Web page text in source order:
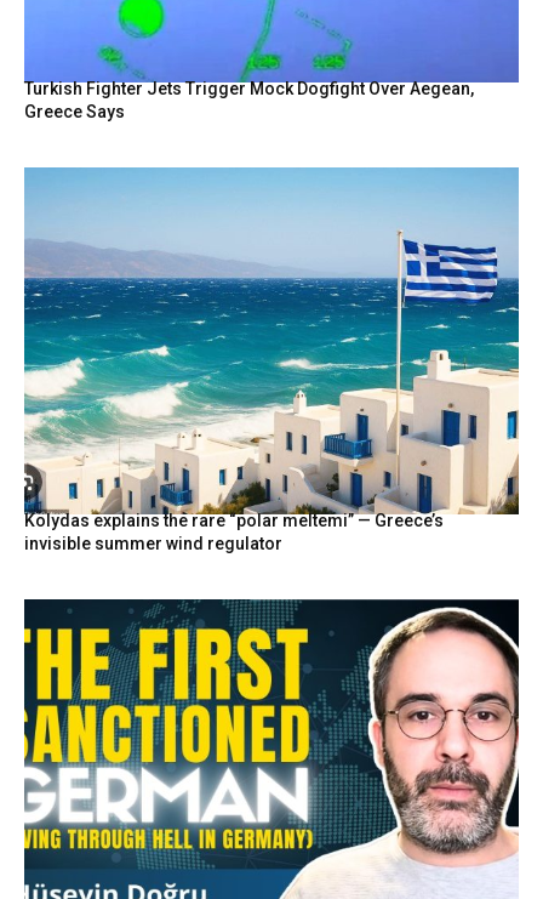
Turkish Fighter Jets Trigger Mock Dogfight Over Aegean,
Greece Says
Kolydas explains the rare “polar meltemi” — Greece’s
invisible summer wind regulator